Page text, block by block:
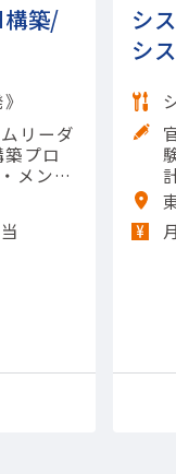
構築/
リーダ
プロ
メンバ
せ 【担
シス
シ
シ